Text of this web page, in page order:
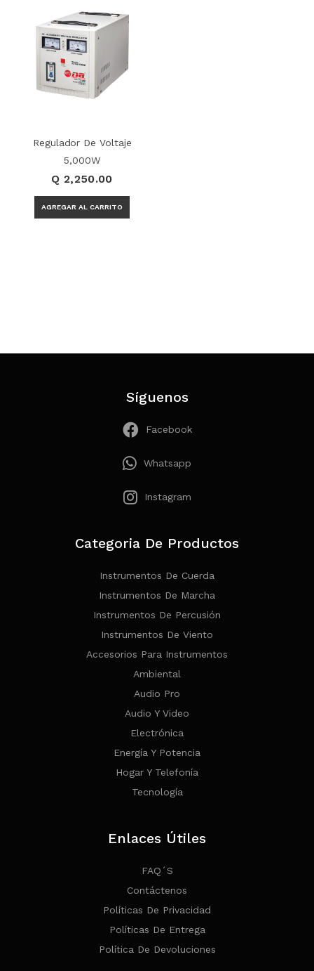
Regulador De Voltaje
5,000W
Q 2,250.00
Síguenos
Facebook
Whatsapp
Instagram
Categoria De Productos
Instrumentos De Cuerda
Instrumentos De Marcha
Instrumentos De Percusión
Instrumentos De Viento
Accesorios Para Instrumentos
Ambiental
Audio Pro
Audio Y Video
Electrónica
Energía Y Potencia
Hogar Y Telefonía
Tecnología
Enlaces Útiles
FAQ´s
Contáctenos
Políticas De Privacidad
Políticas De Entrega
Política De Devoluciones